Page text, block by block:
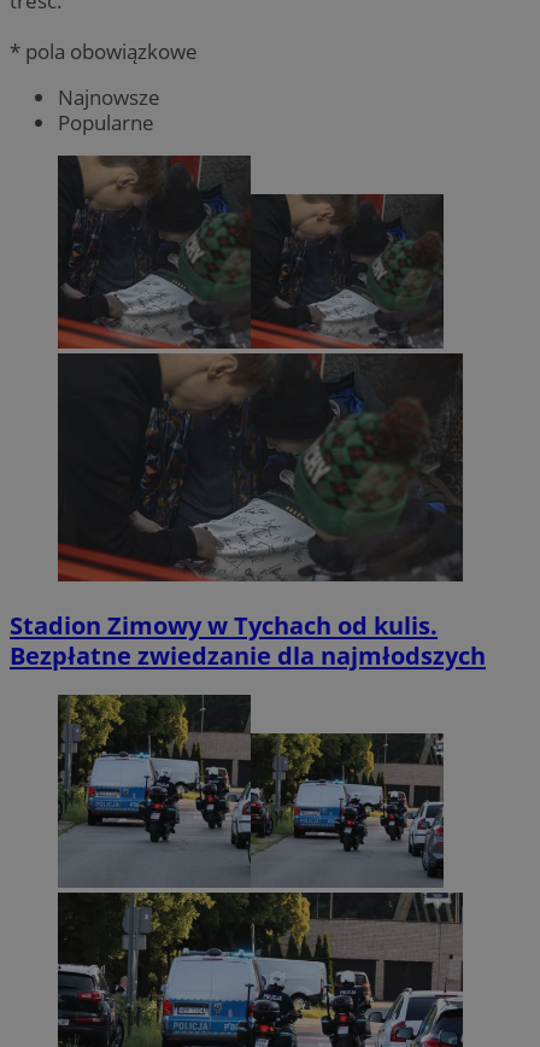
* pola obowiązkowe
Najnowsze
Popularne
Stadion Zimowy w Tychach od kulis.
Bezpłatne zwiedzanie dla najmłodszych